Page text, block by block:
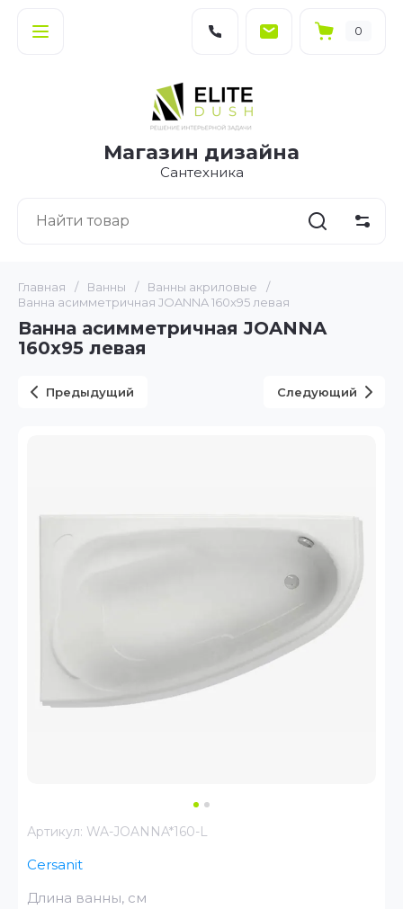
0
Магазин дизайна
Сантехника
Главная / Ванны / Ванны акриловые
/
Ванна асимметричная JOANNA 160x95 левая
Ванна асимметричная JOANNA
160x95 левая
Предыдущий Следующий
Артикул: WA-JOANNA*160-L
Cersanit
Длина ванны, см